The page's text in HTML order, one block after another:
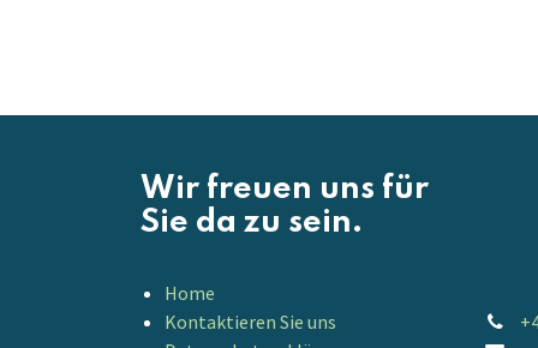
Wir freuen uns für
Sie da zu sein.
Home
Kontaktieren Sie uns